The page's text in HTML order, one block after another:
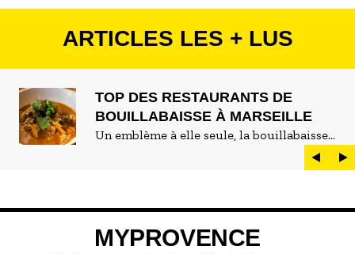
ARTICLES LES + LUS
TOP DES RESTAURANTS DE
BOUILLABAISSE À MARSEILLE
Un emblème à elle seule, la bouillabaisse
est LE plat marseillais par excellence. On
peut d'ailleurs vite être submergé·e par la
servir la meilleure...
MYPROVENCE